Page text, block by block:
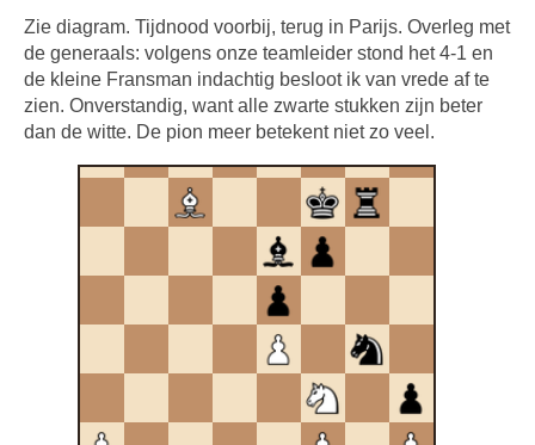
Zie diagram. Tijdnood voorbij, terug in Parijs. Overleg met
de generaals: volgens onze teamleider stond het 4-1 en
de kleine Fransman indachtig besloot ik van vrede af te
zien. Onverstandig, want alle zwarte stukken zijn beter
dan de witte. De pion meer betekent niet zo veel.